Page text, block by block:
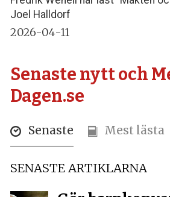
Joel Halldorf
2026-04-11
Senaste nytt och
Dagen.se
Senaste Mest lästa
SENASTE ARTIKLARNA